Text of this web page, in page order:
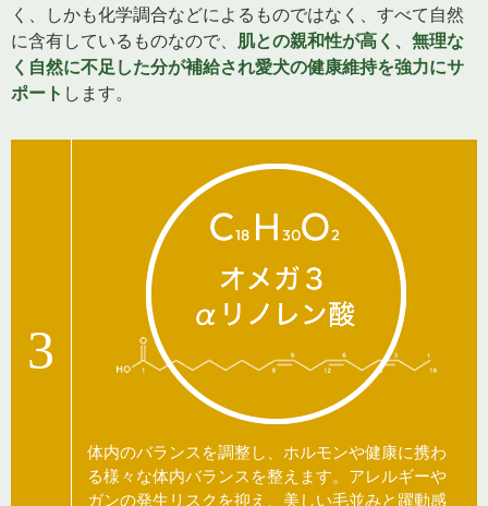
く、しかも化学調合などによるものではなく、すべて自然
に含有しているものなので、 肌との親和性が高く、無理な
く自然に不足した分が補給され愛犬の健康維持を強力にサ
ポート します。
3
体内のバランスを調整し、ホルモンや健康に携わ
る様々な体内バランスを整えます。アレルギーや
ガンの発生リスクを抑え、美しい毛並みと躍動感